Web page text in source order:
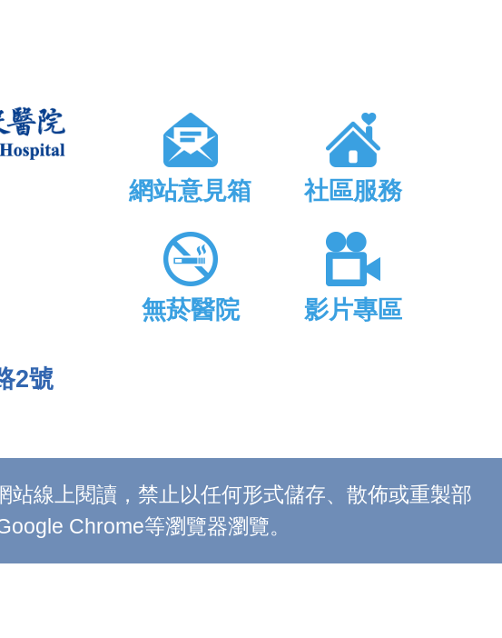
2號
網站意見箱 社區服務
無菸醫院 影片專區
線上閱讀，禁止以任何形式儲存、散佈或重製部
Chrome等瀏覽器瀏覽。